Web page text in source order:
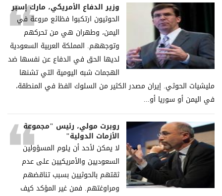
وزير الدفاع الأمريكي، مارك إسبر
الحوثيون ارتكبوا فظائع مروعة في
اليمن، وطهران هي من تحركهم
وتوجههم. المملكة العربية السعودية
لديها الحق في الدفاع عن نفسها ضد
الهجمات شبه اليومية التي تشنها
مليشيات الحوثي. إيران مصدر الكثير من السلوك الفظ في المنطقة،
في اليمن أو سوريا أو...
روبرت مولي، رئيس "مجموعة
الأزمات الدولية"
لا يمكن لأحد أن يلوم المسؤولين
السعوديين والأمريكيين على عدم
ثقتهم بالحوثيين بسبب تناقضهم
ومراوغتهم. فمن غير المؤكد كيف